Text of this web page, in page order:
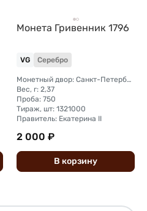
Монета Гривенник 1796
VG Серебро
Монетный двор: Санкт-Петербургский монетный двор
Вес, г: 2,37
Проба: 750
Тираж, шт: 1321000
Правитель: Екатерина II
2 000 ₽
В корзину